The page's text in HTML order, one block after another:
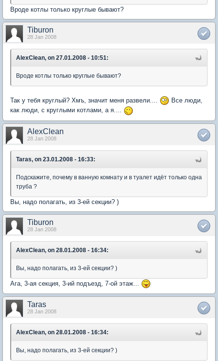
Вроде котлы только круглые бывают?
Tiburon
28 Jan 2008
AlexClean, on 27.01.2008 - 10:51:
Вроде котлы только круглые бывают?
Так у тебя круглый? Хмъ, значит меня развели....
Все люди,
как люди, с круглыми котлами, а я....
AlexClean
28 Jan 2008
Taras, on 23.01.2008 - 16:33:
Подскажите, почему в ванную комнату и в туалет идёт только одна
труба ?
Вы, надо полагать, из 3-ей секции? )
Tiburon
28 Jan 2008
AlexClean, on 28.01.2008 - 16:34:
Вы, надо полагать, из 3-ей секции? )
Ага, 3-ая секция, 3-ий подъезд, 7-ой этаж...
Taras
28 Jan 2008
AlexClean, on 28.01.2008 - 16:34:
Вы, надо полагать, из 3-ей секции? )